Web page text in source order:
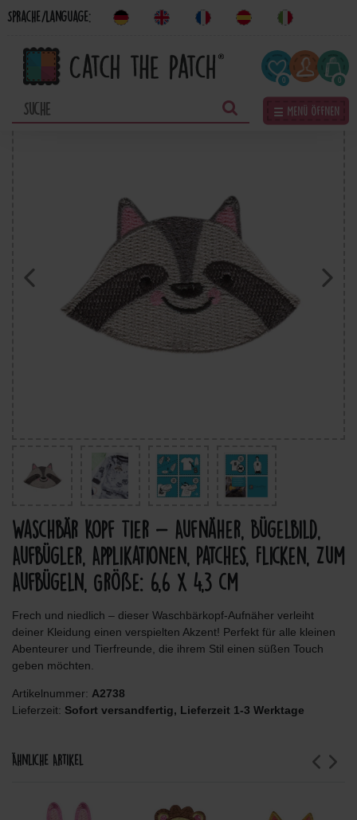
Sprache/Language:
0
☰ Menü öffnen
Waschbär Kopf Tier - Aufnäher, Bügelbild,
Aufbügler, Applikationen, Patches, Flicken, Zum
Aufbügeln, Größe: 6,6 x 4,3 cm
Frech und niedlich – dieser Waschbärkopf-Aufnäher verleiht
deiner Kleidung einen verspielten Akzent! Perfekt für alle kleinen
Abenteurer und Tierfreunde, die ihrem Stil einen süßen Touch
geben möchten.
Artikelnummer: A2738
Lieferzeit: Sofort versandfertig, Lieferzeit 1-3 Werktage
Ähnliche Artikel